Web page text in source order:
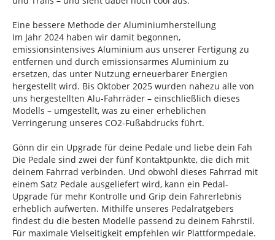
Eine bessere Methode der Aluminiumherstellung
Im Jahr 2024 haben wir damit begonnen,
emissionsintensives Aluminium aus unserer Fertigung zu
entfernen und durch emissionsarmes Aluminium zu
ersetzen, das unter Nutzung erneuerbarer Energien
hergestellt wird. Bis Oktober 2025 wurden nahezu alle von
uns hergestellten Alu-Fahrräder – einschließlich dieses
Modells – umgestellt, was zu einer erheblichen
Verringerung unseres CO2-Fußabdrucks führt.
Gönn dir ein Upgrade für deine Pedale und liebe dein Fah
Die Pedale sind zwei der fünf Kontaktpunkte, die dich mit
deinem Fahrrad verbinden. Und obwohl dieses Fahrrad mit
einem Satz Pedale ausgeliefert wird, kann ein Pedal-
Upgrade für mehr Kontrolle und Grip dein Fahrerlebnis
erheblich aufwerten. Mithilfe unseres Pedalratgebers
findest du die besten Modelle passend zu deinem Fahrstil.
Für maximale Vielseitigkeit empfehlen wir Plattformpedale.